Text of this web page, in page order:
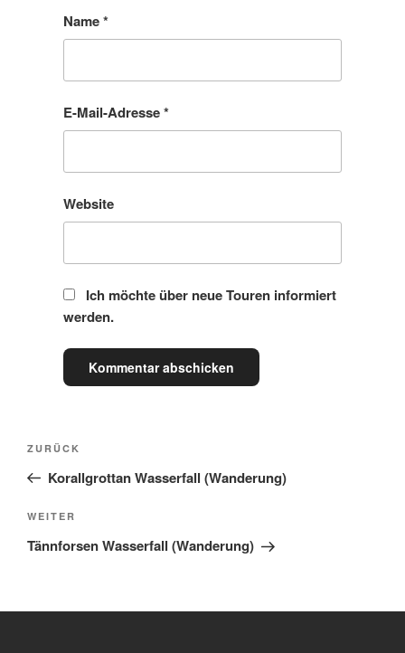
Name*
E-Mail-Adresse*
Website
Ich möchte über neue Touren informiert
werden.
ZURÜCK
Korallgrottan Wasserfall (Wanderung)
WEITER
Tännforsen Wasserfall (Wanderung)